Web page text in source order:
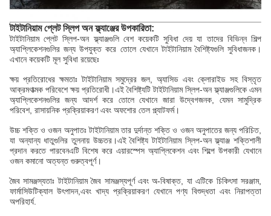
টাইটানিয়াম প্লেট স্লিপ অন ফ্ল্যাঞ্জের উপকারিতা:
টাইটানিয়াম প্লেট স্লিপ-অন ফ্ল্যাঞ্জগুলি বেশ কয়েকটি সুবিধা দেয় যা তাদের বিভিন্ন শিল্প
অ্যাপ্লিকেশনগুলির জন্য উপযুক্ত করে তোলে যেখানে টাইটানিয়াম বৈশিষ্ট্যগুলি সুবিধাজনক।
এখানে কয়েকটি মূল সুবিধা রয়েছেঃ
ক্ষয় প্রতিরোধের ক্ষমতাঃ টাইটানিয়াম সমুদ্রের জল, অ্যাসিড এবং ক্লোরাইড সহ বিস্তৃত
আক্রমণাত্মক পরিবেশে ক্ষয় প্রতিরোধী।এই বৈশিষ্ট্যটি টাইটানিয়াম স্লিপ-অন ফ্ল্যাঞ্জগুলিকে এমন
অ্যাপ্লিকেশনগুলির জন্য আদর্শ করে তোলে যেখানে জারা উদ্বেগজনক, যেমন সামুদ্রিক
পরিবেশ, রাসায়নিক প্রক্রিয়াকরণ এবং অফশোর তেল প্ল্যাটফর্ম।
উচ্চ শক্তি ও ওজন অনুপাতঃ টাইটানিয়াম তার দুর্দান্ত শক্তি ও ওজন অনুপাতের জন্য পরিচিত,
যা অন্যান্য ধাতুগুলির তুলনায় উচ্চতর।এই বৈশিষ্ট্য টাইটানিয়াম স্লিপ-অন ফ্ল্যাঞ্জ শক্তিশালী
প্রদান করতে পারবেনএটি বিশেষ করে এয়ারস্পেস অ্যাপ্লিকেশন এবং শিল্পে উপকারী যেখানে
ওজন কমানো অত্যন্ত গুরুত্বপূর্ণ।
জৈব সামঞ্জস্যতাঃ টাইটানিয়াম জৈব সামঞ্জস্যপূর্ণ এবং অ-বিষাক্ত, যা এটিকে চিকিৎসা সরঞ্জাম,
ফার্মাসিউটিক্যাল উৎপাদন,এবং খাদ্য প্রক্রিয়াকরণ যেখানে পণ্য বিশুদ্ধতা এবং নিরাপত্তা
অপরিহার্য.